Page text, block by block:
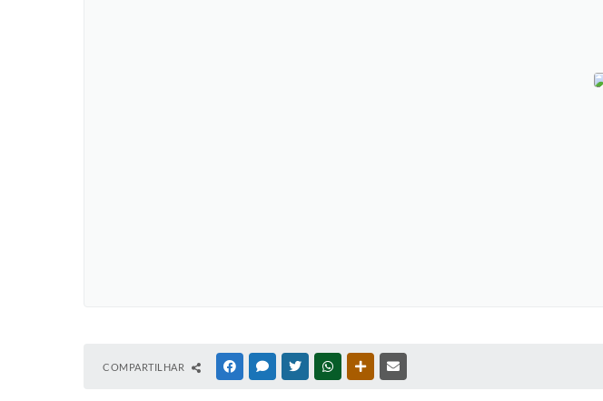
COMPARTILHAR FACEBOOKMESSENGER
TWITTERWHATSAPPOUTRAS MÍDIAS